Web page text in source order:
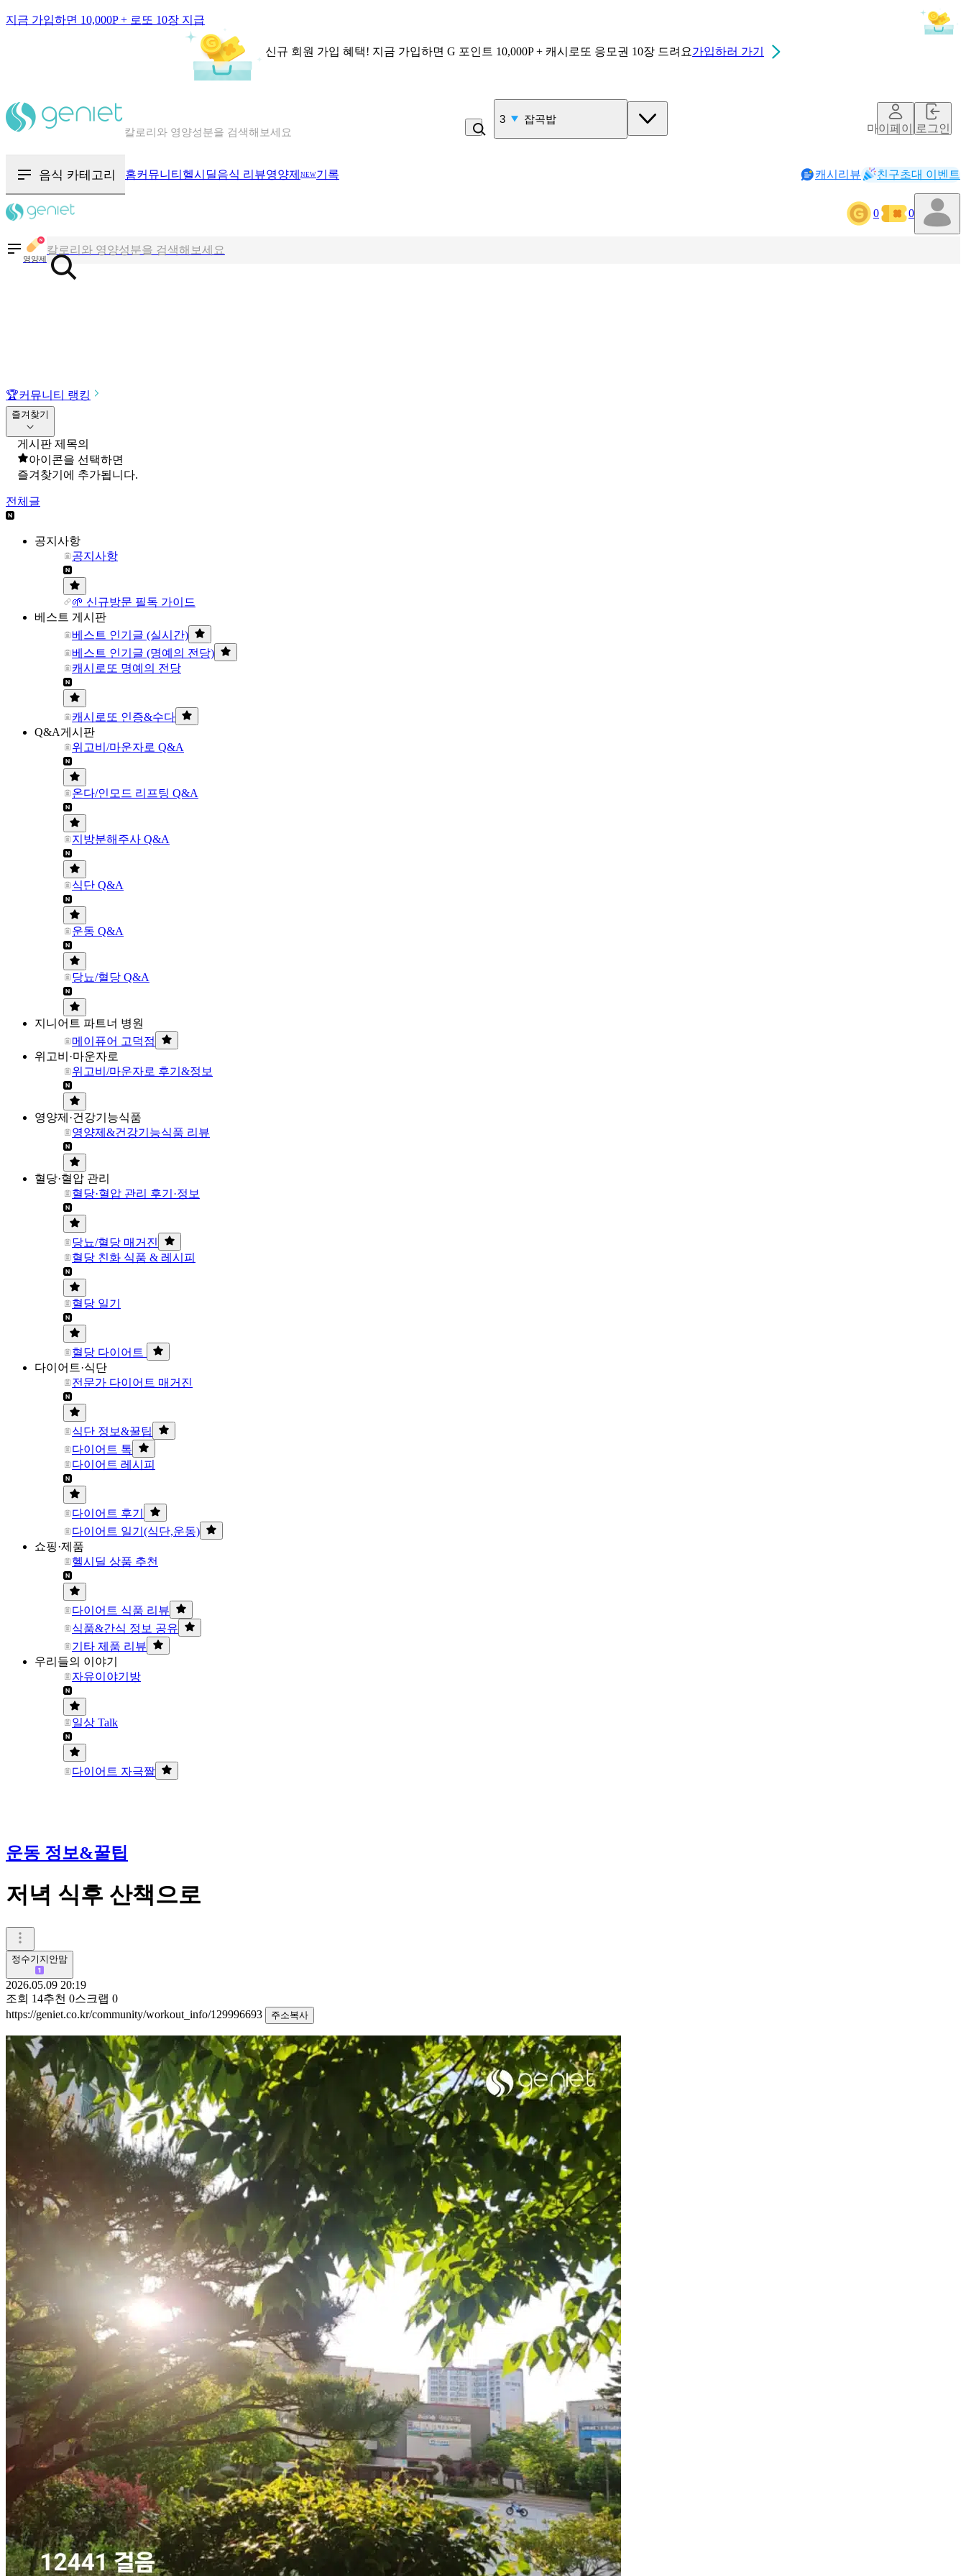
지금 가입하면 10,000P + 로또 10장 지급
신규 회원 가입 혜택! 지금 가입하면 G 포인트 10,000P + 캐시로또 응모권 10장 드려요가입하러 가기
음식 · 영양제 리뷰를 찾아보세요
4 라면
마이페이지로그인
음식 카테고리 홈커뮤니티 헬시딜음식 리뷰영양제 NEW기록 캐시리뷰 친구초대 이벤트
0 0
영양제 혈당 · 다이어트 음식 검색해보세요
🏆커뮤니티 랭킹
즐겨찾기
게시판 제목의
아이콘을 선택하면
즐겨찾기에 추가됩니다.
전체글
공지사항
공지사항
🌱 신규방문 필독 가이드
베스트 게시판
베스트 인기글 (실시간)
베스트 인기글 (명예의 전당)
캐시로또 명예의 전당
캐시로또 인증&수다
Q&A게시판
위고비/마운자로 Q&A
온다/인모드 리프팅 Q&A
지방분해주사 Q&A
식단 Q&A
운동 Q&A
당뇨/혈당 Q&A
지니어트 파트너 병원
메이퓨어 고덕점
위고비·마운자로
위고비/마운자로 후기&정보
영양제·건강기능식품
영양제&건강기능식품 리뷰
혈당·혈압 관리
혈당·혈압 관리 후기·정보
당뇨/혈당 매거진
혈당 친화 식품 & 레시피
혈당 일기
혈당 다이어트
다이어트·식단
전문가 다이어트 매거진
식단 정보&꿀팁
다이어트 톡
다이어트 레시피
다이어트 후기
다이어트 일기(식단,운동)
쇼핑·제품
헬시딜 상품 추천
다이어트 식품 리뷰
식품&간식 정보 공유
기타 제품 리뷰
우리들의 이야기
자유이야기방
일상 Talk
다이어트 자극짤
운동 정보&꿀팁
저녁 식후 산책으로
정수기지안맘
2026.05.09 20:19
조회 14추천 0스크랩 0
https://geniet.co.kr/community/workout_info/129996693
주소복사